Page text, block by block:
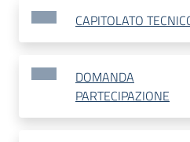
CAPITOLATO
DOMANDA
PARTECIPAZIONE